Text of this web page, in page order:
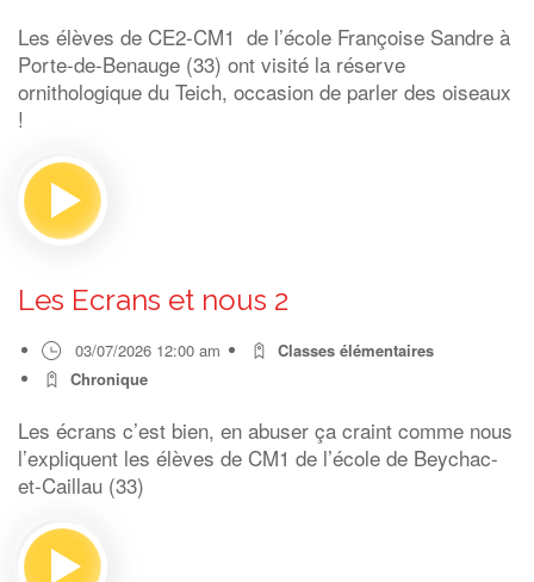
Les élèves de CE2-CM1 de l’école Françoise Sandre à
Porte-de-Benauge (33) ont visité la réserve
ornithologique du Teich, occasion de parler des oiseaux
!
Les Ecrans et nous 2
03/07/2026 12:00 am
Classes élémentaires
Chronique
Les écrans c’est bien, en abuser ça craint comme nous
l’expliquent les élèves de CM1 de l’école de Beychac-
et-Caillau (33)